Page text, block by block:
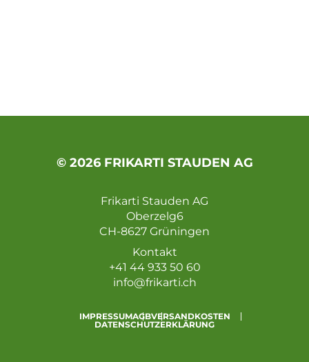
© 2026 FRIKARTI STAUDEN AG
Frikarti Stauden AG
Oberzelg6
CH-8627 Grüningen
Kontakt
+41 44 933 50 60
info@frikarti.ch
IMPRESSUMAGBVERSANDKOSTEN
DATENSCHUTZERKLÄRUNG